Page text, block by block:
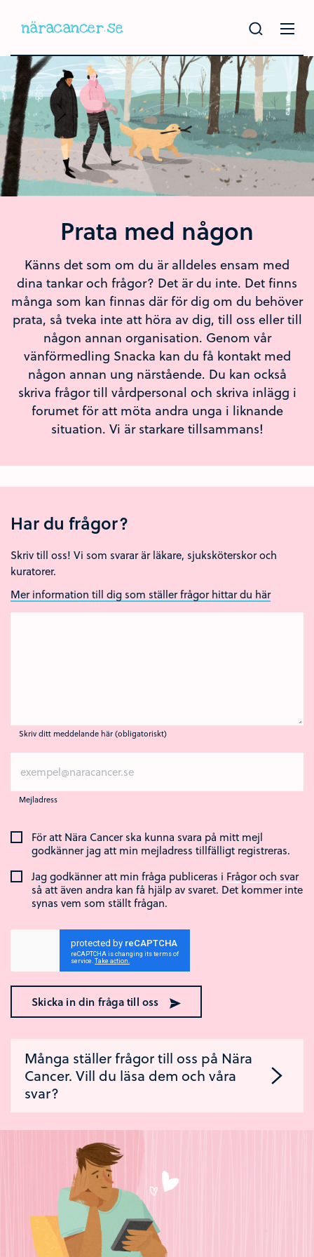
Prata med någon
Känns det som om du är alldeles ensam med
dina tankar och frågor? Det är du inte. Det finns
många som kan finnas där för dig om du behöver
prata, så tveka inte att höra av dig, till oss eller till
någon annan organisation. Genom vår
vänförmedling Snacka kan du få kontakt med
någon annan ung närstående. Du kan också
skriva frågor till vårdpersonal och skriva inlägg i
forumet för att möta andra unga i liknande
situation. Vi är starkare tillsammans!
Har du frågor?
Skriv till oss! Vi som svarar är läkare, sjuksköterskor och
kuratorer.
Mer information till dig som ställer frågor hittar du här
Skriv ditt meddelande här (obligatoriskt)
Mejladress
För att Nära Cancer ska kunna svara på mitt mejl
godkänner jag att min mejladress tillfälligt registreras.
Jag godkänner att min fråga publiceras i Frågor och svar
så att även andra kan få hjälp av svaret. Det kommer inte
synas vem som ställt frågan.
Skicka in din fråga till oss
Många ställer frågor till oss på Nära
Cancer. Vill du läsa dem och våra
svar?